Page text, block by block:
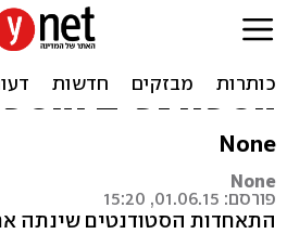
התאחדות
את שמה
הסטודנטים
None
None
פורסם: 01.06.15, 15:20
התאחדות הסטודנטים שינתה